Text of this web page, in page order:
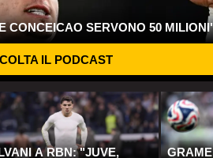
CONCEICAO SERVONO 50
IL PODCAST
A RBN: "JUVE,